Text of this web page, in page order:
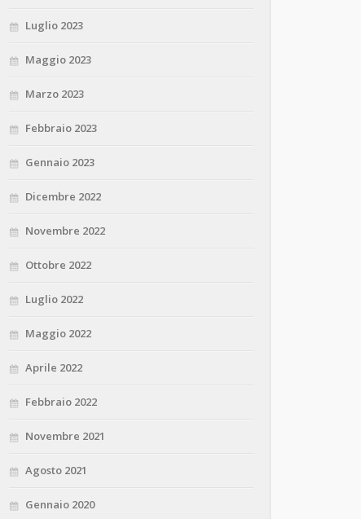
Luglio 2023
Maggio 2023
Marzo 2023
Febbraio 2023
Gennaio 2023
Dicembre 2022
Novembre 2022
Ottobre 2022
Luglio 2022
Maggio 2022
Aprile 2022
Febbraio 2022
Novembre 2021
Agosto 2021
Gennaio 2020